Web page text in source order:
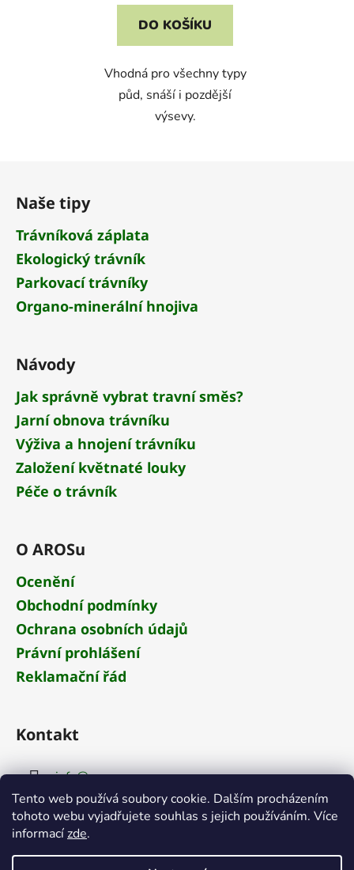
Tento web používá soubory cookie. Dalším procházením
tohoto webu vyjadřujete souhlas s jejich používáním. Více
informacízde.
DO KOŠÍKU
Vhodná pro všechny typy
půd, snáší i pozdější
výsevy.
Naše tipy
Trávníková záplata
Ekologický trávník
Parkovací trávníky
Organo-minerální hnojiva
Návody
Jak správně vybrat travní směs?
Jarní obnova trávníku
Výživa a hnojení trávníku
Založení květnaté louky
Péče o trávník
O AROSu
Ocenění
Obchodní podmínky
Ochrana osobních údajů
Právní prohlášení
Reklamační řád
Kontakt
info@aros.cz
+420 284 681 652